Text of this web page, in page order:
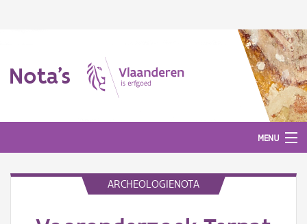
Nota's
MENU
ARCHEOLOGIENOTA